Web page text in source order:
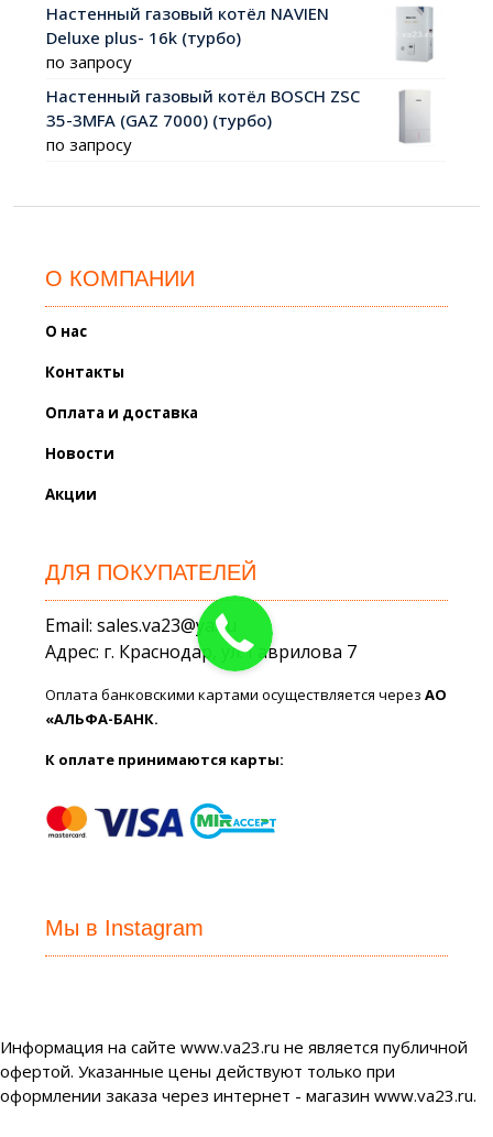
Настенный газовый котёл NAVIEN
Deluxe plus- 16k (турбо)
по запросу
Настенный газовый котёл BOSCH ZSC
35-3MFA (GAZ 7000) (турбо)
по запросу
О КОМПАНИИ
О нас
Контакты
Оплата и доставка
Новости
Акции
ДЛЯ ПОКУПАТЕЛЕЙ
Email: sales.va23@ya.ru
Адрес: г. Краснодар, ул. Гаврилова 7
Оплата банковскими картами осуществляется черезАО
«АЛЬФА-БАНК.
К оплате принимаются карты:
Мы в Instagram
Информация на сайте www.va23.ru не является публичной
офертой. Указанные цены действуют только при
оформлении заказа через интернет - магазин www.va23.ru.